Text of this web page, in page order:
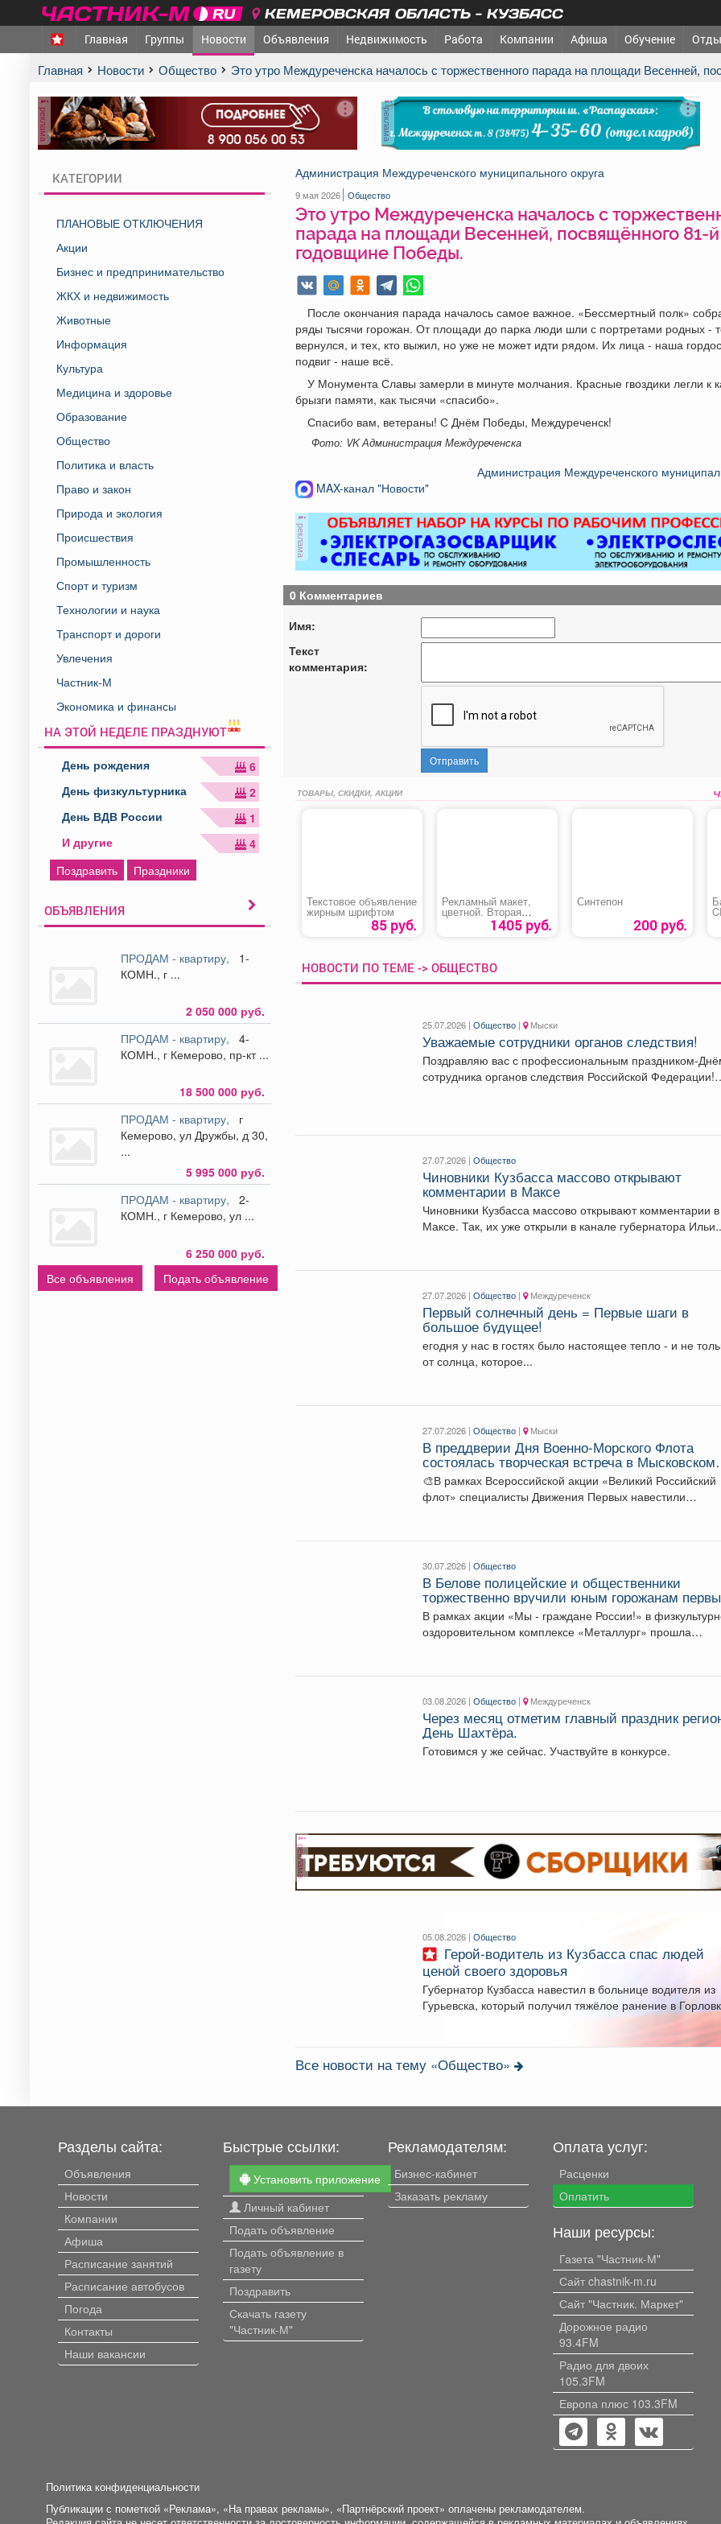
КЕМЕРОВСКАЯ ОБЛАСТЬ - КУЗБАСС
Главная Группы Новости Объявления Недвижимость Работа Компании Афиша Обучение
Главная Новости Общество Это утро Междуреченска началось с торжественного парада на площади Весенней,
реклама реклама
КАТЕГОРИИ
ПЛАНОВЫЕ ОТКЛЮЧЕНИЯ
Акции
Бизнес и предпринимательство
ЖКХ и недвижимость
Животные
Информация
Культура
Медицина и здоровье
Образование
Общество
Политика и власть
Право и закон
Природа и экология
Происшествия
Промышленность
Спорт и туризм
Технологии и наука
Транспорт и дороги
Увлечения
Частник-М
Экономика и финансы
НА ЭТОЙ НЕДЕЛЕ ПРАЗДНУЮТ
День рождения
6
День физкультурника
2
День ВДВ России
1
И другие
4
Поздравить
Праздники
ОБЪЯВЛЕНИЯ
ПРОДАМ - квартиру,
1-
КОМН., г ...
2 050 000 руб.
ПРОДАМ - квартиру,
4-
КОМН., г Кемерово, пр-кт ...
18 500 000 руб.
ПРОДАМ - квартиру,
г
Кемерово, ул Дружбы, д 30,
...
5 995 000 руб.
ПРОДАМ - квартиру,
2-
КОМН., г Кемерово, ул ...
6 250 000 руб.
Все объявления
Подать объявление
Администрация Междуреченского муниципального округа
9 мая 2026 Общество
Это утро Междуреченска началось с
парада на площади Весенней, посвящённого 81-й
годовщине Победы.
После окончания парада началось самое важное. «Бессмертный полк»
ряды тысячи горожан. От площади до парка люди шли с портретами родных -
вернулся, и тех, кто выжил, но уже не может идти рядом. Их лица - наша
подвиг - наше всё.
У Монумента Славы замерли в минуте молчания. Красные гвоздики легли к
брызги памяти, как тысячи «спасибо».
Спасибо вам, ветераны! С Днём Победы, Междуреченск!
Фото: VK Администрация Междуреченска
Администрация Междуреченского
MAX-канал "Новости"
реклама
0 Комментариев
Имя:
Текст
комментария:
Отправить
ТОВАРЫ, СКИДКИ, АКЦИИ
Текстовое объявление
жирным шрифтом
85 руб.
Рекламный макет,
цветной. Вторая
полоса. 1405 руб.
Синтепон
200 руб.
НОВОСТИ ПО ТЕМЕ -> ОБЩЕСТВО
25.07.2026 |Общество | Мыски
Уважаемые сотрудники органов следствия!
Поздравляю вас с профессиональным праздником-
сотрудника органов следствия Российской Федерации!
27.07.2026 |Общество
Чиновники Кузбасса массово открывают
комментарии в Максе
Чиновники Кузбасса массово открывают комментарии в
Максе. Так, их уже открыли в канале губернатора
27.07.2026 |Общество | Междуреченск
Первый солнечный день = Первые шаги в
большое будущее!
егодня у нас в гостях было настоящее тепло - и не
от солнца, которое...
27.07.2026 |Общество | Мыски
В преддверии Дня Военно‑Морского Флота
состоялась творческая встреча в Мысковском
детском доме‑интернате!
🎨В рамках Всероссийской акции «Великий Российский
флот» специалисты Движения Первых навестили
30.07.2026 |Общество
В Белове полицейские и общественники
торжественно вручили юным горожанам
паспорта
В рамках акции «Мы - граждане России!» в
оздоровительном комплексе «Металлург» прошла
03.08.2026 |Общество | Междуреченск
Через месяц отметим главный праздник
День Шахтёра.
Готовимся у же сейчас. Участвуйте в конкурсе.
реклама
05.08.2026 |Общество
ценой своего здоровья
Губернатор Кузбасса навестил в больнице водителя из
Гурьевска, который получил тяжёлое ранение в
Все новости на тему «Общество»
Разделы сайта:
Объявления
Новости
Компании
Афиша
Расписание занятий
Расписание автобусов
Погода
Контакты
Наши вакансии
Быстрые ссылки:
Установить приложение
Личный кабинет
Подать объявление
Подать объявление в
газету
Поздравить
Скачать газету
"Частник-М"
Рекламодателям:
Бизнес-кабинет
Заказать рекламу
Оплата услуг:
Расценки
Оплатить
Наши ресурсы:
Газета "Частник-М"
Сайт chastnik-m.ru
Сайт "Частник. Маркет"
Дорожное радио
93.4FM
Радио для двоих
105.3FM
Европа плюс 103.3FM
Политика конфиденциальности
Публикации с пометкой «Реклама», «На правах рекламы», «Партнёрский проект» оплачены рекламодателем.